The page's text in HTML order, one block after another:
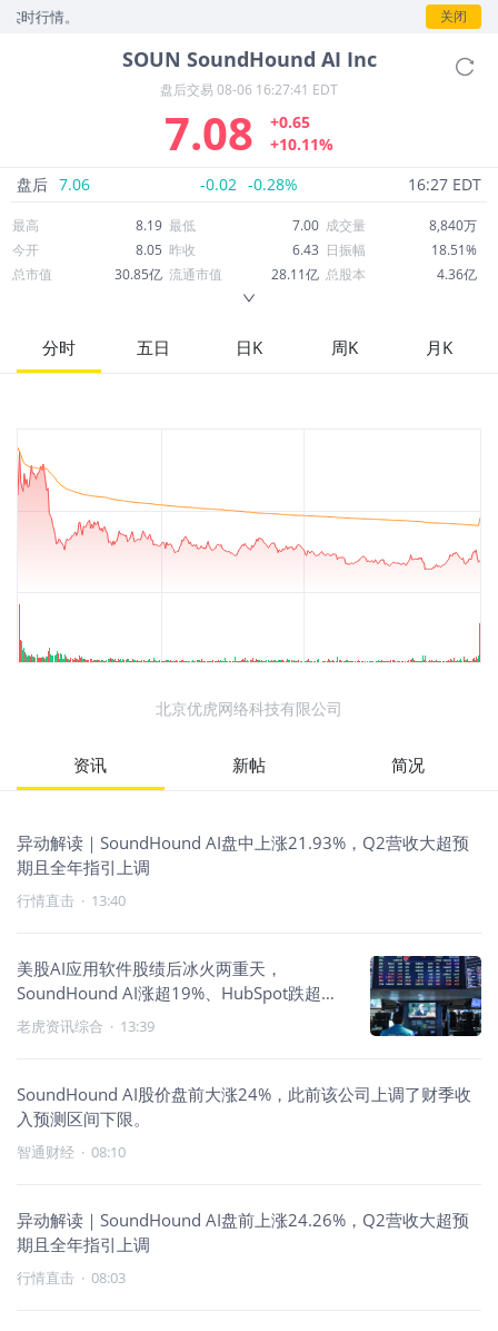
情。 关闭
SOUN SoundHound AI Inc
盘后交易 08-06 16:27:41 EDT
7.08
+0.65
+10.11%
盘后 7.06 -0.02 -0.28% 16:27 EDT
最高 8.19 最低 7.00 成交量
8,840万
今开
8.05 昨收 6.43 日振幅
18.51%
总市值
30.85亿 流通市值 28.11亿 总股本
4.36亿
52周最高
22.17 市盈率
-18.26
股息
分时 五日 日K 周K 月K
北京优虎网络科技有限公司
资讯 新帖 简况
异动解读｜SoundHound AI盘中上涨21.93%，Q2营收大超预
期且全年指引上调
行情直击 · 13:40
美股AI应用软件股绩后冰火两重天，
SoundHound AI涨超19%、HubSpot跌超
24%
老虎资讯综合 · 13:39
SoundHound AI股价盘前大涨24%，此前该公司上调了财季收
入预测区间下限。
智通财经 · 08:10
异动解读｜SoundHound AI盘前上涨24.26%，Q2营收大超预
期且全年指引上调
行情直击 · 08:03